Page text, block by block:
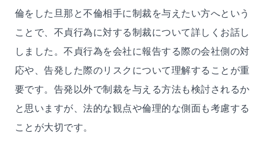
倫をした旦那と不倫相手に制裁を与えたい方へという
ことで、不貞行為に対する制裁について詳しくお話し
しました。不貞行為を会社に報告する際の会社側の対
応や、告発した際のリスクについて理解することが重
要です。告発以外で制裁を与える方法も検討されるか
と思いますが、法的な観点や倫理的な側面も考慮する
ことが大切です。